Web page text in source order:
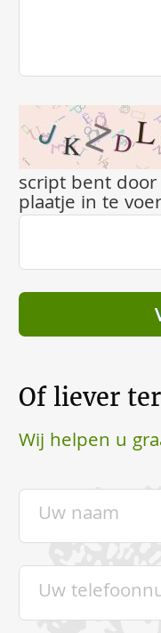
script bent
plaatje in te
Of liever
Wij helpen u